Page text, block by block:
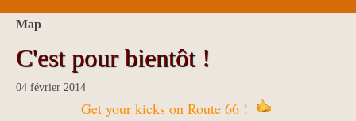
map
C'est pour bientôt !
04 février 2014
Get your kicks on Route 66 !